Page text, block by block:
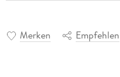
Merken Empfehlen